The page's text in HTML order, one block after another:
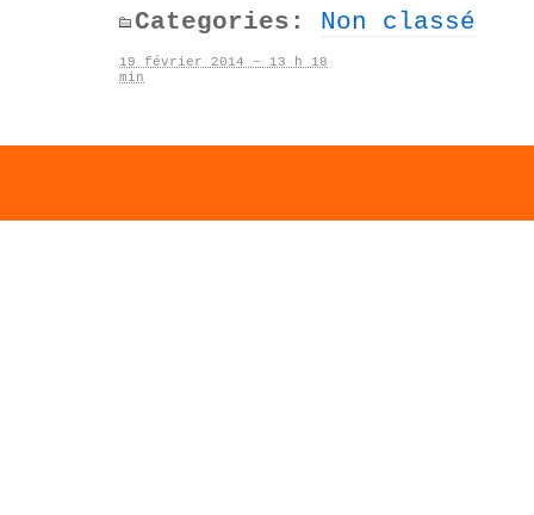
Categories: Non classé
19 février 2014 – 13 h 18
min